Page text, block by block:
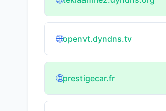
🌐openvt.dyndns.tv
🌐prestigecar.fr